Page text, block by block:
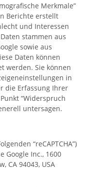
Merkmale”
Berichte erstellt
und Interessen
stammen aus
sowie aus
Daten können
werden. Sie können
in
die Erfassung Ihrer
“Widerspruch
untersagen.
“reCAPTCHA”)
Google Inc., 1600
CA 94043, USA